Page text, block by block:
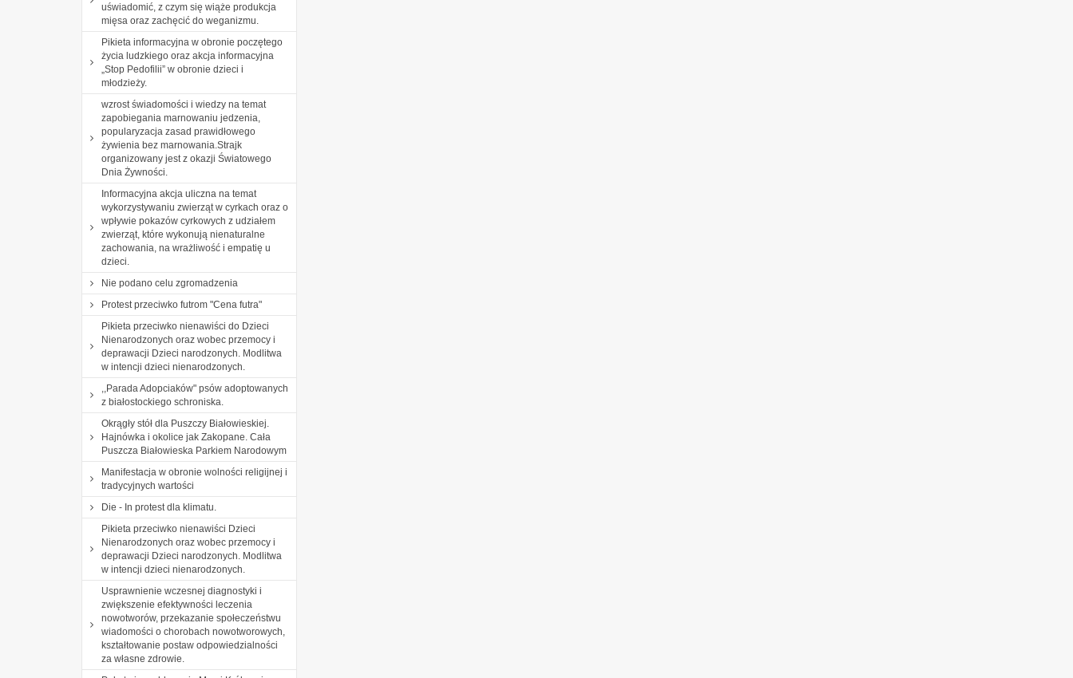
uświadomić, z czym się wiąże produkcja
mięsa oraz zachęcić do weganizmu.
Pikieta informacyjna w obronie poczętego
życia ludzkiego oraz akcja informacyjna
„Stop Pedofilii” w obronie dzieci i
młodzieży.
wzrost świadomości i wiedzy na temat
zapobiegania marnowaniu jedzenia,
popularyzacja zasad prawidłowego
żywienia bez marnowania.Strajk
organizowany jest z okazji Światowego
Dnia Żywności.
Informacyjna akcja uliczna na temat
wykorzystywaniu zwierząt w cyrkach oraz o
wpływie pokazów cyrkowych z udziałem
zwierząt, które wykonują nienaturalne
zachowania, na wrażliwość i empatię u
dzieci.
Nie podano celu zgromadzenia
Protest przeciwko futrom "Cena futra"
Pikieta przeciwko nienawiści do Dzieci
Nienarodzonych oraz wobec przemocy i
deprawacji Dzieci narodzonych. Modlitwa
w intencji dzieci nienarodzonych.
,,Parada Adopciaków" psów adoptowanych
z białostockiego schroniska.
Okrągły stół dla Puszczy Białowieskiej.
Hajnówka i okolice jak Zakopane. Cała
Puszcza Białowieska Parkiem Narodowym
Manifestacja w obronie wolności religijnej i
tradycyjnych wartości
Die - In protest dla klimatu.
Pikieta przeciwko nienawiści Dzieci
Nienarodzonych oraz wobec przemocy i
deprawacji Dzieci narodzonych. Modlitwa
w intencji dzieci nienarodzonych.
Usprawnienie wczesnej diagnostyki i
zwiększenie efektywności leczenia
nowotworów, przekazanie społeczeństwu
wiadomości o chorobach nowotworowych,
kształtowanie postaw odpowiedzialności
za własne zdrowie.